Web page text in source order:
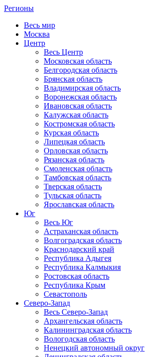
Регионы
Весь мир
Москва
Центр
Весь Центр
Московская область
Белгородская область
Брянская область
Владимирская область
Воронежская область
Ивановская область
Калужская область
Костромская область
Курская область
Липецкая область
Орловская область
Рязанская область
Смоленская область
Тамбовская область
Тверская область
Тульская область
Ярославская область
Юг
Весь Юг
Астраханская область
Волгоградская область
Краснодарский край
Республика Адыгея
Республика Калмыкия
Ростовская область
Республика Крым
Севастополь
Северо-Запад
Весь Северо-Запад
Архангельская область
Калининградская область
Вологодская область
Ненецкий автономный округ